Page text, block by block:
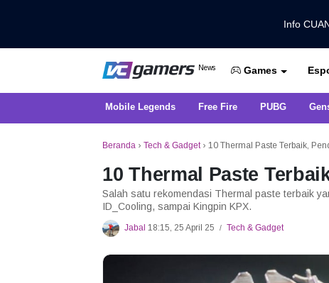
Info
VCGamers News
News
Dapatkan Berita Games Terbaru Hanya
Games
Mobile Legends Free Fire PUBG
Beranda › Tech & Gadget› 10 Thermal Paste Terbaik,
10 Thermal Paste
Salah satu rekomendasi Thermal paste terbaik
ID_Cooling, sampai Kingpin KPX.
Jabal 18:15, 25 April 25 / Tech & Gadget